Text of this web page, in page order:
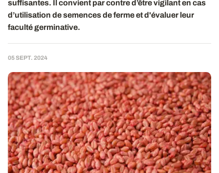
suffisantes. Il convient par contre d’être vigilant en cas
d’utilisation de semences de ferme et d'évaluer leur
faculté germinative.
05 SEPT. 2024